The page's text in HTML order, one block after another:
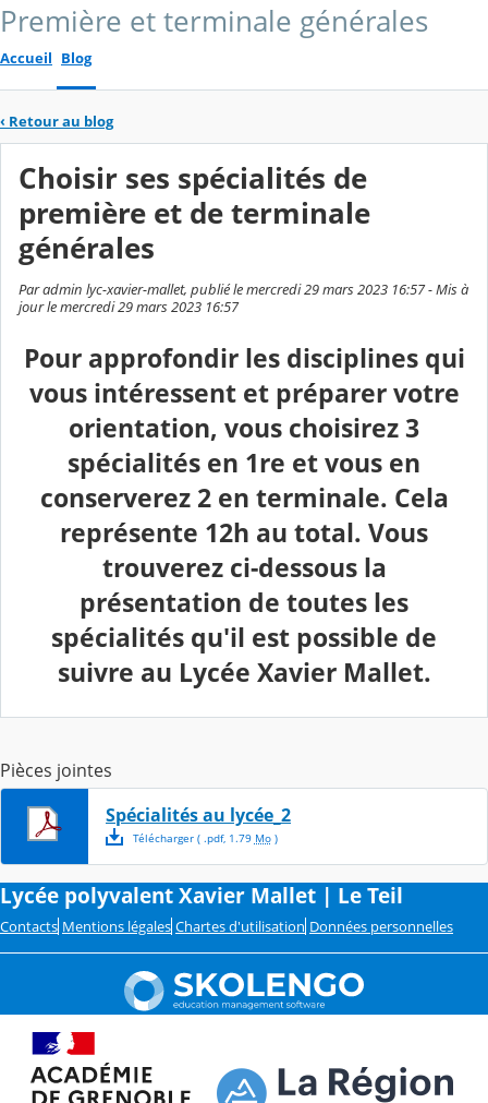
Première et terminale générales
Accueil Blog
‹ Retour au blog
Choisir ses spécialités de
première et de terminale
générales
Par admin lyc-xavier-mallet, publié le mercredi 29 mars 2023 16:57 - Mis à
jour le mercredi 29 mars 2023 16:57
Pour approfondir les disciplines qui
vous intéressent et préparer votre
orientation, vous choisirez 3
spécialités en 1re et vous en
conserverez 2 en terminale. Cela
représente 12h au total. Vous
trouverez ci-dessous la
présentation de toutes les
spécialités qu'il est possible de
suivre au Lycée Xavier Mallet.
Pièces jointes
Spécialités au lycée_2
Télécharger( .pdf, 1.79 Mo)
Lycée polyvalent Xavier Mallet | Le Teil
Contacts Mentions légales Chartes d'utilisation Données personnelles